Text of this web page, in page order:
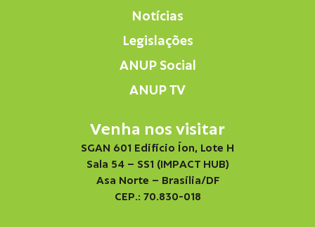
Notícias
Legislações
ANUP Social
ANUP TV
Venha nos visitar
SGAN 601 Edifício Íon, Lote H
Sala 54 – SS1 (IMPACT HUB)
Asa Norte – Brasília/DF
CEP.: 70.830-018